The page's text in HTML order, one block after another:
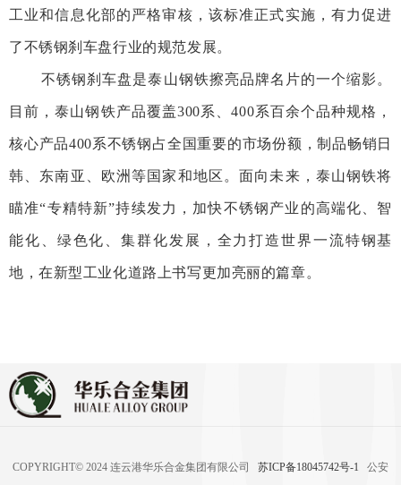
工业和信息化部的严格审核，该标准正式实施，有力促进
了不锈钢刹车盘行业的规范发展。
不锈钢刹车盘是泰山钢铁擦亮品牌名片的一个缩影。
目前，泰山钢铁产品覆盖300系、400系百余个品种规格，
核心产品400系不锈钢占全国重要的市场份额，制品畅销日
韩、东南亚、欧洲等国家和地区。面向未来，泰山钢铁将
瞄准“专精特新”持续发力，加快不锈钢产业的高端化、智
能化、绿色化、集群化发展，全力打造世界一流特钢基
地，在新型工业化道路上书写更加亮丽的篇章。
COPYRIGHT© 2024 连云港华乐合金集团有限公司 苏ICP备18045742号-1 公安